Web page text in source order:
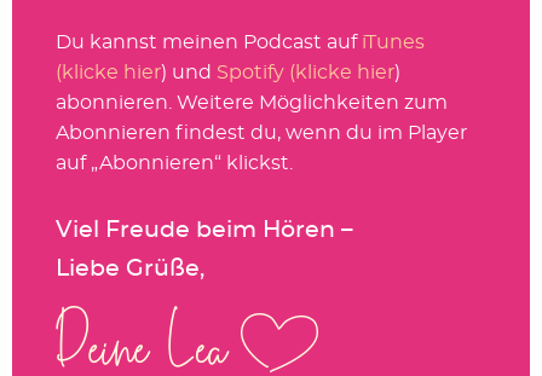
Du kannst meinen Podcast auf iTunes
(klicke hier) und Spotify (klicke hier)
abonnieren. Weitere Möglichkeiten zum
Abonnieren findest du, wenn du im Player
auf „Abonnieren“ klickst.
Viel Freude beim Hören –
Liebe Grüße,